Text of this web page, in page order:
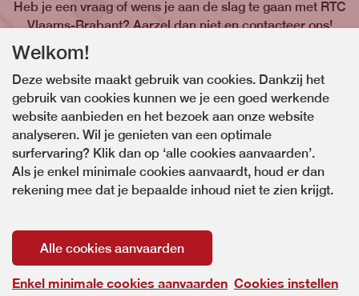
Heb je een vraag of wens je aan de slag te gaan met RTC
Vlaams-Brabant? Aarzel dan niet en contacteer ons!
© Copyright RTC Vlaams-Brabant 2026. Alle rechten voorbehouden
webdesign © Sanmax Projects
Welkom!
Deze website maakt gebruik van cookies. Dankzij het
gebruik van cookies kunnen we je een goed werkende
website aanbieden en het bezoek aan onze website
analyseren. Wil je genieten van een optimale
surfervaring? Klik dan op ‘alle cookies aanvaarden’.
Als je enkel minimale cookies aanvaardt, houd er dan
rekening mee dat je bepaalde inhoud niet te zien krijgt.
Alle cookies aanvaarden
Enkel minimale cookies aanvaarden Cookies instellen